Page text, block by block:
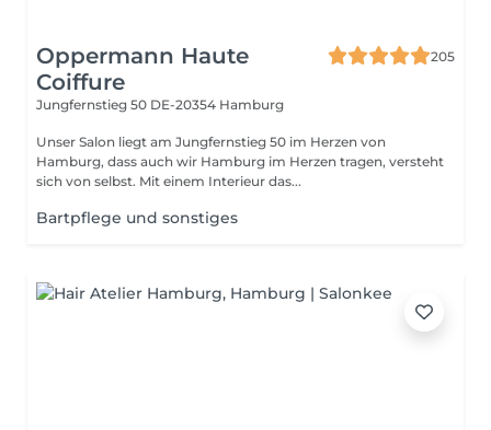
Oppermann Haute
Coiffure
205
Jungfernstieg 50 DE-20354 Hamburg
Unser Salon liegt am Jungfernstieg 50 im Herzen von
Hamburg, dass auch wir Hamburg im Herzen tragen, versteht
sich von selbst. Mit einem Interieur das...
Bartpflege und sonstiges